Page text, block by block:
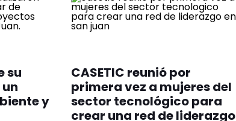
su
y
CASETIC reunió por
primera vez a mujeres del
sector tecnológico para
crear una red de liderazgo